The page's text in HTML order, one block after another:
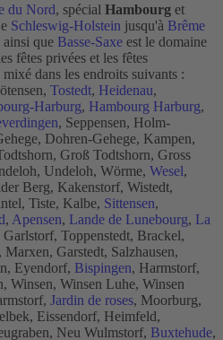
du Nord, spécial Hambourg et
Schleswig-Holstein jusqu'à Brême
ainsi que Basse-Saxe est le domaine
fêtes privées et les fêtes
dans les endroits suivants :
Tostedt, Heidenau,
Harburg, Hambourg Harburg,
, Seppensen, Holm-
Dohren-Gehege, Kampen,
Groß Todtshorn, Gross
Undeloh, Wörme, Wesel,
Berg, Kakenstorf, Wistedt,
Tiste, Kalbe, Sittensen,
, Apensen, Lande de Lunebourg, La
Garlstorf, Toppenstedt, Brackel,
, Marxen, Garstedt, Salzhausen,
Eyendorf, Bispingen, Harmstorf,
Winsen, Winsen Luhe, Winsen
Jardin de roses, Moorburg,
Eissendorf, Heimfeld,
Neu Wulmstorf, Buxtehude,